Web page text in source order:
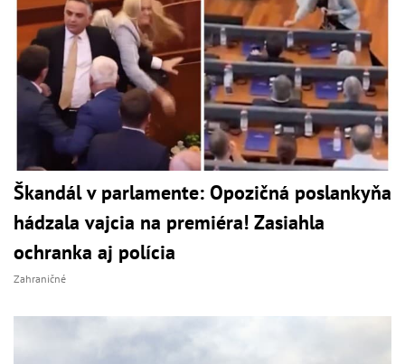
Škandál v parlamente: Opozičná poslankyňa
hádzala vajcia na premiéra! Zasiahla
ochranka aj polícia
Zahraničné